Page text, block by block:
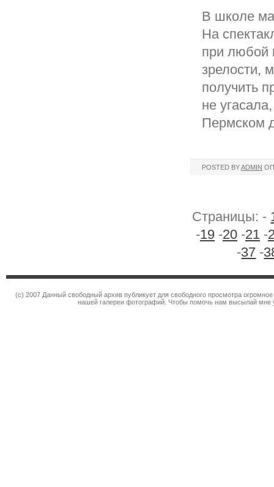
В школе
На
при любой
зрелости,
получить
не
Пермском
POSTED BYADMIN
Страницы: -
-19 -20 -21 -
-37 -
(c) 2007 Данный свободный архив публикует для свободного просмотра
нашей галереи фотографий. Чтобы помочь нам высылай мне